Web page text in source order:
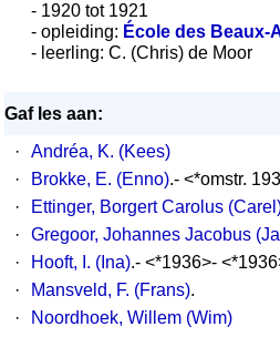
- 1920 tot 1921
- opleiding: École des Beaux-
- leerling: C. (Chris) de Moor
Gaf les aan:
·
Andréa, K. (Kees)
·
Brokke, E. (Enno).- <*omstr.
·
Ettinger, Borgert Carolus
·
Gregoor, Johannes Jacobus
·
Hooft, I. (Ina).- <*1936>-
·
Mansveld, F. (Frans).
·
Noordhoek, Willem (Wim)